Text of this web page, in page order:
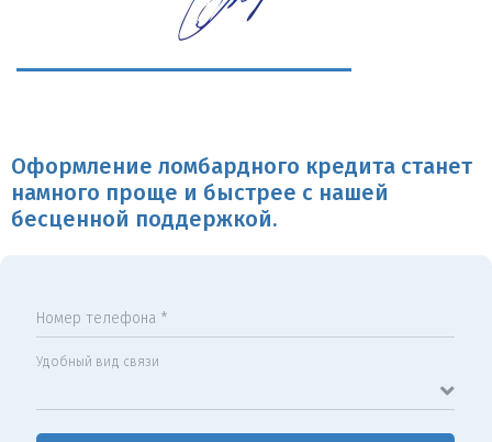
Оформление ломбардного кредита станет
намного проще и быстрее с нашей
бесценной поддержкой.
Номер телефона *
Удобный вид связи